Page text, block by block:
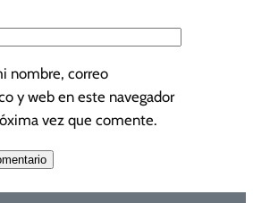
nombre, correo
y web en este navegador
vez que comente.